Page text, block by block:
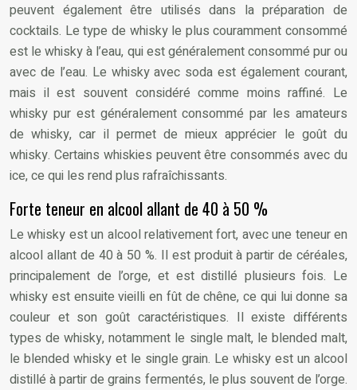
peuvent également être utilisés dans la préparation de
cocktails. Le type de whisky le plus couramment consommé
est le whisky à l’eau, qui est généralement consommé pur ou
avec de l’eau. Le whisky avec soda est également courant,
mais il est souvent considéré comme moins raffiné. Le
whisky pur est généralement consommé par les amateurs
de whisky, car il permet de mieux apprécier le goût du
whisky. Certains whiskies peuvent être consommés avec du
ice, ce qui les rend plus rafraîchissants.
Forte teneur en alcool allant de 40 à 50 %
Le whisky est un alcool relativement fort, avec une teneur en
alcool allant de 40 à 50 %. Il est produit à partir de céréales,
principalement de l’orge, et est distillé plusieurs fois. Le
whisky est ensuite vieilli en fût de chêne, ce qui lui donne sa
couleur et son goût caractéristiques. Il existe différents
types de whisky, notamment le single malt, le blended malt,
le blended whisky et le single grain. Le whisky est un alcool
distillé à partir de grains fermentés, le plus souvent de l’orge.